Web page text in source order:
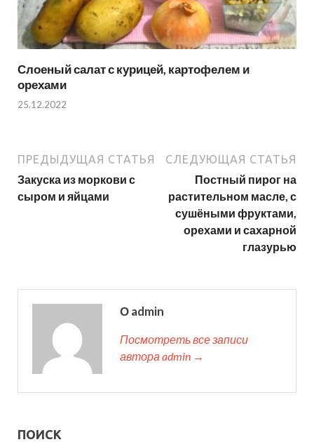
Слоеный салат с курицей, картофелем и
орехами
25.12.2022
ПРЕДЫДУЩАЯ СТАТЬЯ
Закуска из моркови с
сыром и яйцами
СЛЕДУЮЩАЯ СТАТЬЯ
Постный пирог на
растительном масле, с
сушёными фруктами,
орехами и сахарной
глазурью
О admin
Посмотреть все записи
автора admin →
ПОИСК